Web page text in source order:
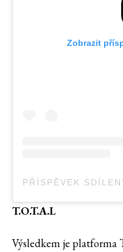
Zobrazit
T.O.T.A.L
Výsledkem je platforma